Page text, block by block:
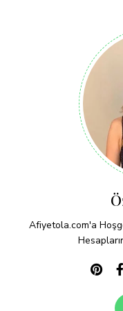
Afiyetola.com'a